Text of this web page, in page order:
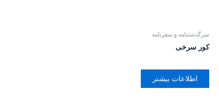
سرگذشتنامه و سفرنامه
کور سرخی
اطلاعات بیشتر